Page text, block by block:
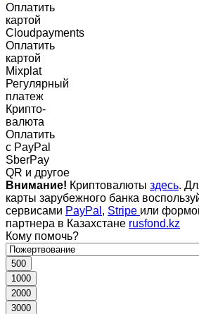
Оплатить
картой
Cloudpayments
Оплатить
картой
Mixplat
Регулярный
платеж
Крипто-
валюта
Оплатить
c PayPal
SberPay
QR и другое
Внимание! Криптовалюты здесь.
карты зарубежного банка
сервисами PayPal , Stripe или
партнера в Казахстане rusfond.kz
Кому помочь?
500
1000
2000
3000